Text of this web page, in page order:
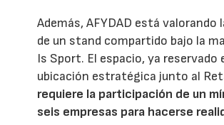
Además, AFYDAD está valorando
de un stand compartido bajo la
Is Sport. El espacio, ya reservado
ubicación estratégica junto al
requiere la participación de un
seis empresas para hacerse